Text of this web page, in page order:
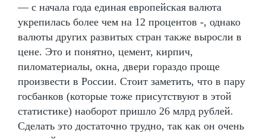
— с начала года единая европейская валюта
укрепилась более чем на 12 процентов -, однако
валюты других развитых стран также выросли в
цене. Это и понятно, цемент, кирпич,
пиломатериалы, окна, двери гораздо проще
произвести в России. Стоит заметить, что в пару
госбанков (которые тоже присутствуют в этой
статистике) наоборот пришло 26 млрд рублей.
Сделать это достаточно трудно, так как он очень